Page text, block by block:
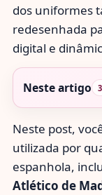
dos uniformes
redesenhada
digital e
Neste artigo
Neste post,
utilizada por
espanhola,
Atlético de